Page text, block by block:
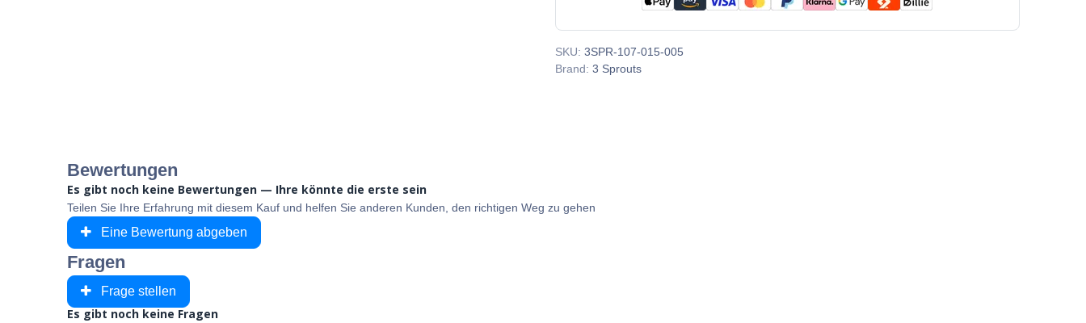
SKU: 3SPR-107-015-005
Brand: 3 Sprouts
Bewertungen
Es gibt noch keine Bewertungen — Ihre könnte die erste sein
Teilen Sie Ihre Erfahrung mit diesem Kauf und helfen Sie anderen Kunden, den richtigen Weg zu gehen
Eine Bewertung abgeben
Fragen
Frage stellen
Es gibt noch keine Fragen